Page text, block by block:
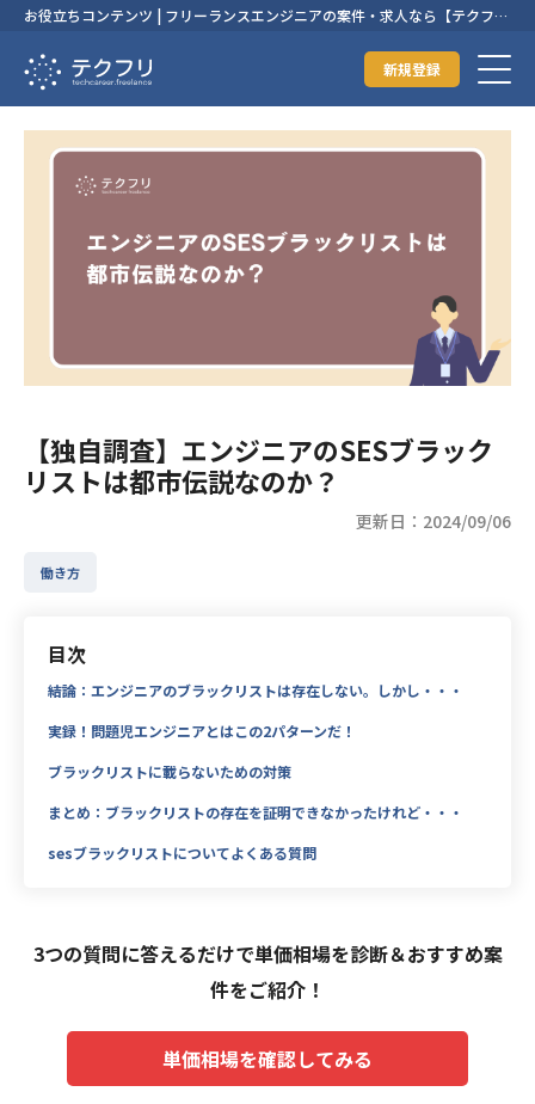
お役立ちコンテンツ | フリーランスエンジニアの案件・求人なら【テクフ
新規登録
【独自調査】エンジニアのSESブラック
リストは都市伝説なのか？
更新日：2024/09/06
働き方
目次
結論：エンジニアのブラックリストは存在しない。しかし・・・
実録！問題児エンジニアとはこの2パターンだ！
ブラックリストに載らないための対策
まとめ：ブラックリストの存在を証明できなかったけれど・・・
sesブラックリストについてよくある質問
3つの質問に答えるだけで単価相場を診断＆おすすめ案
件をご紹介！
単価相場を確認してみる